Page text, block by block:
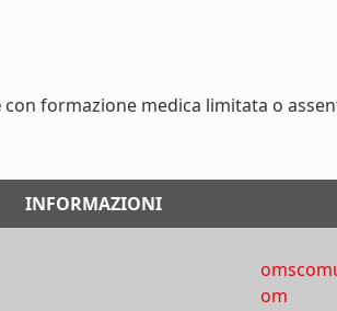
con formazione medica limitata o
INFORMAZIONI
om